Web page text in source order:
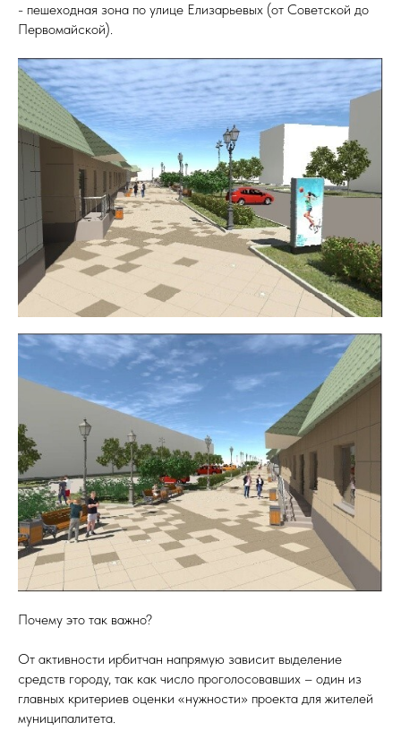
- пешеходная зона по улице Елизарьевых (от Советской до
Первомайской).
Почему это так важно?
От активности ирбитчан напрямую зависит выделение
средств городу, так как число проголосовавших – один из
главных критериев оценки «нужности» проекта для жителей
муниципалитета.